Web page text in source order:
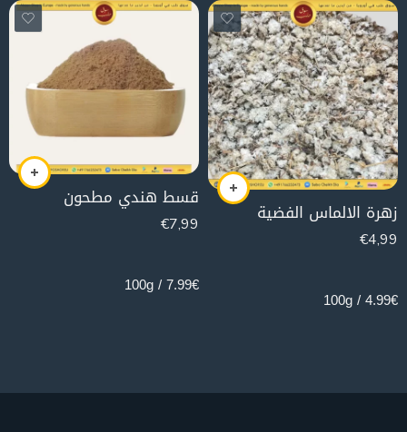
زهرة الالماس الفضية
€4,99
4.99€ / 100g
قسط هندي مطحون
€7,99
7.99€ / 100g